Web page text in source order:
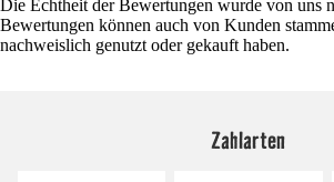
Die Echtheit der Bewertungen wurde von uns
Bewertungen können auch von Kunden
nachweislich genutzt oder gekauft haben.
Zahlarten